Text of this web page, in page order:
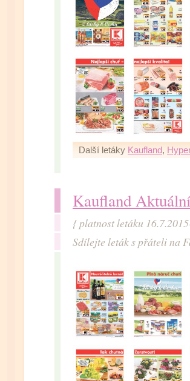
Další letáky Kaufland,
Kaufland
{ platnost letáku
Sdílejte leták s přáteli na